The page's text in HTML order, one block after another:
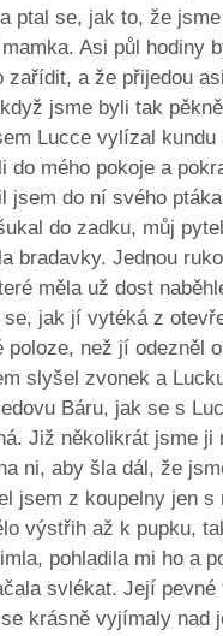
ptal se, jak to, že
Asi půl hodiny
zařídit, a že přijedou
jsme byli tak
Lucce vylízal
do mého pokoje a
jsem do ní svého
do zadku, můj
bradavky. Jednou
měla už dost
jak jí vytéká z
než jí odezněl
slyšel zvonek a
Báru, jak se s
Již několikrát jsme
ni, aby šla dál, že
jsem z koupelny jen
výstřih až k pupku,
pohladila mi ho a
svlékat. Její
krásně vyjímaly